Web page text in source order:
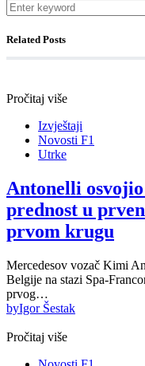
Related Posts
Pročitaj više
Izvještaji
Novosti F1
Utrke
Antonelli
prednost u
prvom krugu
Mercedesov vozač Kimi
Belgije na stazi Spa-
prvog…
byIgor Šestak
Pročitaj više